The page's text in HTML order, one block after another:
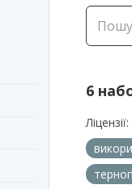
6
Ліцензії: